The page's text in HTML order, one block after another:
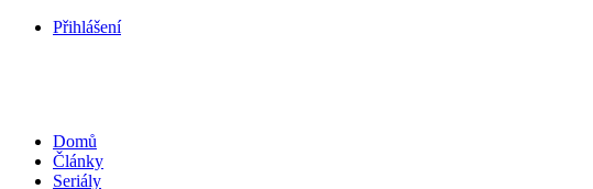
Přihlášení
Domů
Články
Seriály